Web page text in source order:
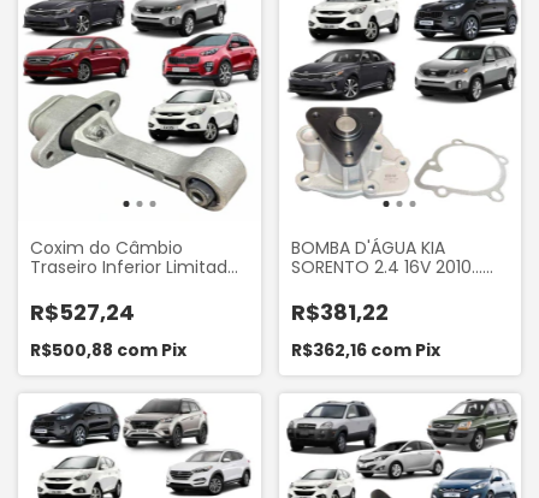
Coxim do Câmbio
Traseiro Inferior Limitador
IX35 2.0 2010 a 2016
Sonata 2.4 2010 a 2014 Kia
Optima 2.0 2012 a 2016
Sorento 2.4 2010 a 2015
Sportage 2.0 2010 a 2016
Sampel 8461
R$527,24
R$500,88 com Pix
BOMBA D'ÁGUA KIA
SORENTO 2.4 16V 2010...
SPORTAGE 2.0 16V 2010...
HYUNDAI IX35 2.0 16V
2010... TAKAO BDHY20A
R$381,22
R$362,16 com Pix